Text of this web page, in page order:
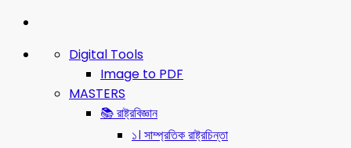
Digital Tools
Image to PDF
MASTERS
📚 রাষ্ট্রবিজ্ঞান
১। সাম্প্রতিক রাষ্ট্রচিন্তা